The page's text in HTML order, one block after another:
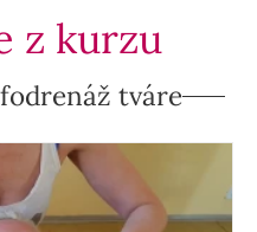
z kurzu
tváre